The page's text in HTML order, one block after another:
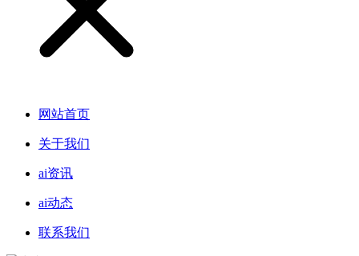
网站首页
关于我们
ai资讯
ai动态
联系我们